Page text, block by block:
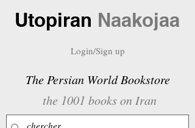
Utopiran Naakojaa
Login/Sign up
The Persian World Bookstore
the 1001 books on Iran